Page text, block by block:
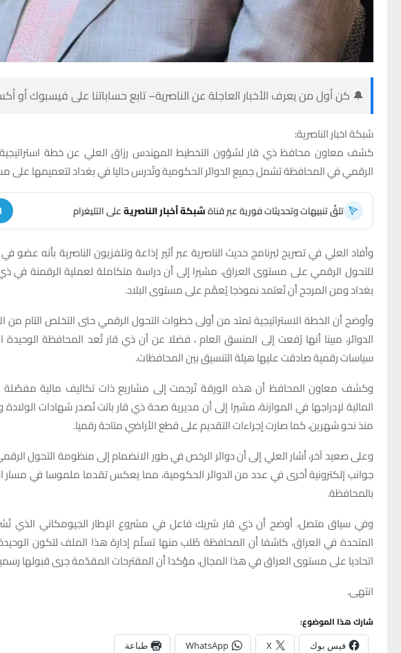
🔔 كن أول من يعرف الأخبار العاجلة عن الناصرية– تابع حساباتنا على فيسبوك أو
شبكة اخبار الناصرية:
كشف معاون محافظ ذي قار لشؤون التخطيط المهندس رزاق العلي عن خطة
الرقمي في المحافظة تشمل جميع الدوائر الحكومية وتُدرس حاليا في بغداد لتعميمها على
تلقَّ تنبيهات وتحديثات فورية عبر قناةشبكة أخبار الناصريةعلى التليغرام
وأفاد العلي في تصريح لبرنامج حديث الناصرية عبر أثير إذاعة وتلفزيون الناصرية بأنه عضو في
للتحول الرقمي على مستوى العراق، مشيرا إلى أن دراسة متكاملة لعملية الرقمنة في
بغداد ومن المرجح أن تُعتمد نموذجا يُعمَّم على مستوى البلاد.
وأوضح أن الخطة الاستراتيجية تمتد من أولى خطوات التحول الرقمي حتى التخلص التام من
الدوائر، مبينا أنها رُفعت إلى المنسق العام ، فضلا عن أن ذي قار تُعد المحافظة
سياسات رقمية صادقت عليها هيئة التنسيق بين المحافظات.
وكشف معاون المحافظ أن هذه الورقة تُرجمت إلى مشاريع ذات تكاليف مالية مفصّلة
المالية لإدراجها في الموازنة، مشيرا إلى أن مديرية صحة ذي قار باتت تُصدر شهادات الولادة
منذ نحو شهرين، كما صارت إجراءات التقديم على قطع الأراضي متاحة رقميا.
وعلى صعيد آخر، أشار العلي إلى أن دوائر الرخص في طور الانضمام إلى منظومة التحول
جوانب إلكترونية أخرى في عدد من الدوائر الحكومية، مما يعكس تقدما ملموسا في مسار
بالمحافظة.
وفي سياق متصل، أوضح أن ذي قار شريك فاعل في مشروع الإطار الجيومكاني الذي
المتحدة في العراق، كاشفا أن المحافظة طُلب منها تسلّم إدارة هذا الملف لتكون
اتحاديا على مستوى العراق في هذا المجال، مؤكدا أن المقترحات المقدّمة جرى قبولها
انتهى.
شارك هذا الموضوع:
فيس بوك X
WhatsApp طباعة